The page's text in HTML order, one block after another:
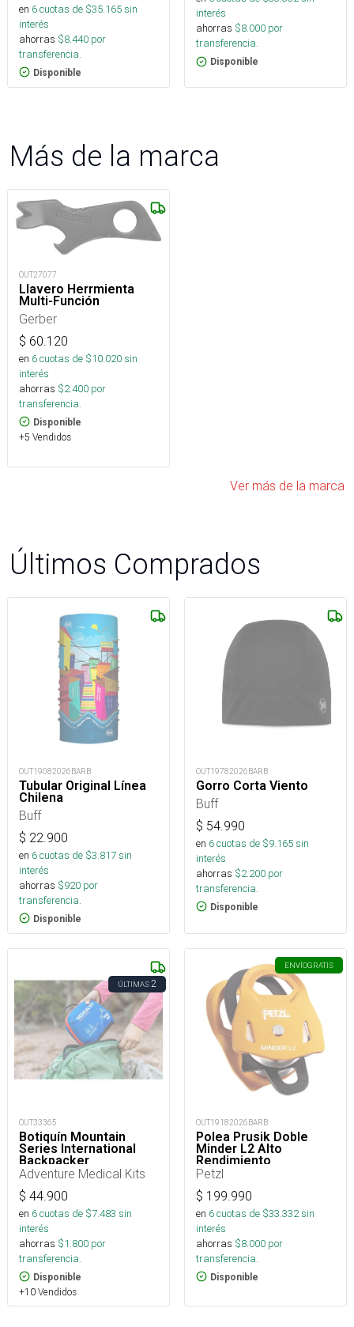
en 6cuotas de $35.165sin
interés
ahorras $8.440 por
transferencia.
Disponible
interés
ahorras $8.000 por
transferencia.
Disponible
Más de la marca
OUT27077
Llavero Herrmienta
Multi-Función
Gerber
$ 60.120
en 6cuotas de $10.020sin
interés
ahorras $2.400 por
transferencia.
Disponible
+5 Vendidos
Ver más de la marca
Últimos Comprados
OUT19082026BARB
Tubular Original Línea
Chilena
Buff
$ 22.900
en 6cuotas de $3.817sin
interés
ahorras $920 por
transferencia.
Disponible
OUT19782026BARB
Gorro Corta Viento
Buff
$ 54.990
en 6cuotas de $9.165sin
interés
ahorras $2.200 por
transferencia.
Disponible
ÚLTIMAS2
OUT33365
Botiquín Mountain
Series International
Backpacker
Adventure Medical Kits
$ 44.900
en 6cuotas de $7.483 sin
interés
ahorras $1.800 por
transferencia.
Disponible
+10 Vendidos
ENVÍOGRATIS
OUT19182026BARB
Polea Prusik Doble
Minder L2 Alto
Rendimiento
Petzl
$ 199.990
en 6cuotas de $33.332sin
interés
ahorras $8.000 por
transferencia.
Disponible